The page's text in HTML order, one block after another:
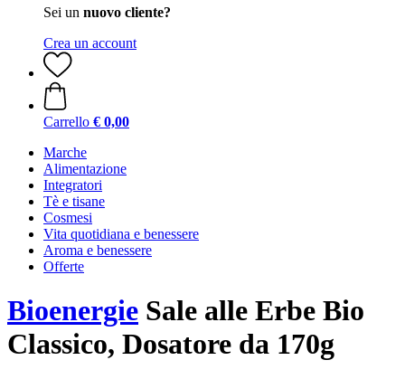
Sei un nuovo cliente?
Crea un account
Carrello € 0,00
Marche
Alimentazione
Integratori
Tè e tisane
Cosmesi
Vita quotidiana e benessere
Aroma e benessere
Offerte
Bioenergie Sale alle Erbe Bio
Classico, Dosatore da 170g